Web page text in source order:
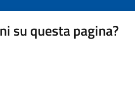
su questa pagina?